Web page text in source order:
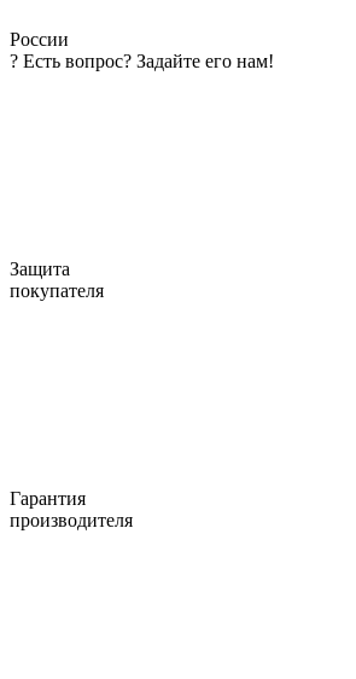
России
? Есть вопрос? Задайте его нам!
Защита
покупателя
Гарантия
производителя